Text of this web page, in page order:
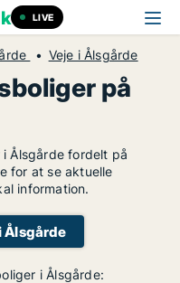
LIVE
Veje i Ålsgårde
på
Ålsgårde fordelt på
for at se aktuelle
information.
Ålsgårde
i Ålsgårde: